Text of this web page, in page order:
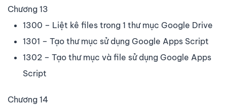
Chương 13
1300 – Liệt kê files trong 1 thư mục Google Drive
1301 – Tạo thư mục sử dụng Google Apps Script
1302 – Tạo thư mục và file sử dụng Google Apps
Script
Chương 14